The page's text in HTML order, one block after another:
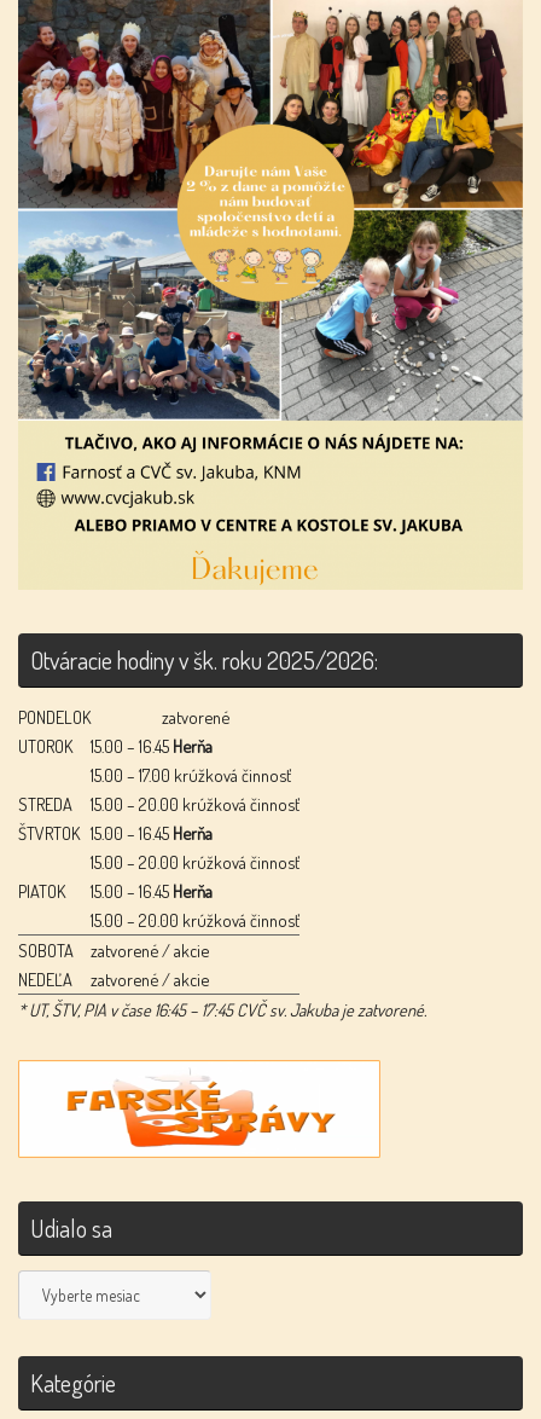
Otváracie hodiny v šk. roku 2025/2026:
PONDELOK
zatvorené
UTOROK
15.00 – 16.45 Herňa
15.00 – 17.00 krúžková činnosť
STREDA
15.00 – 20.00 krúžková činnosť
ŠTVRTOK 15.00 – 16.45 Herňa
15.00 – 20.00 krúžková činnosť
PIATOK
15.00 – 16.45 Herňa
15.00 – 20.00 krúžková činnosť
SOBOTA
zatvorené / akcie
NEDEĽA
zatvorené / akcie
* UT, ŠTV, PIA v čase 16:45 – 17:45 CVČ sv. Jakuba je zatvorené.
Udialo sa
Udialo
sa
Kategórie